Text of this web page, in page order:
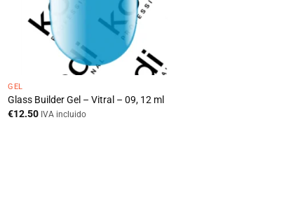
GEL
Glass Builder Gel – Vitral – 09, 12 ml
€12.50 IVA incluido